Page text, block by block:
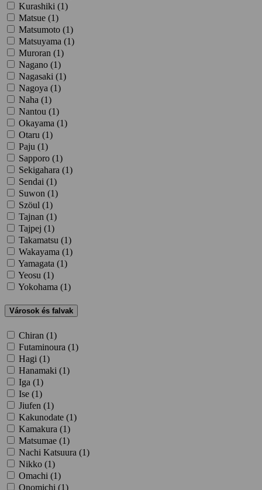
Kurashiki (1)
Matsue (1)
Matsumoto (1)
Matsuyama (1)
Muroran (1)
Nagano (1)
Nagasaki (1)
Nagoya (1)
Naha (1)
Nantou (1)
Okayama (1)
Otaru (1)
Paju (1)
Sapporo (1)
Sekigahara (1)
Sendai (1)
Suwon (1)
Szöul (1)
Tajnan (1)
Tajpej (1)
Takamatsu (1)
Wakayama (1)
Yamagata (1)
Yeosu (1)
Yokohama (1)
Városok és falvak
Chiran (1)
Futaminoura (1)
Hagi (1)
Hanamaki (1)
Iga (1)
Ise (1)
Jiufen (1)
Kakunodate (1)
Kamakura (1)
Matsumae (1)
Nachi Katsuura (1)
Nikko (1)
Omachi (1)
Onomichi (1)